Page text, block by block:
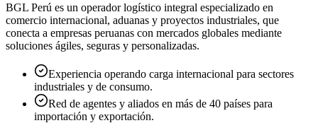
BGL Perú es un operador logístico integral especializado en
comercio internacional, aduanas y proyectos industriales, que
conecta a empresas peruanas con mercados globales mediante
soluciones ágiles, seguras y personalizadas.
Experiencia operando carga internacional para sectores
industriales y de consumo.
Red de agentes y aliados en más de 40 países para
importación y exportación.